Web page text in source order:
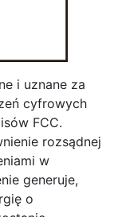
i uznane za
cyfrowych
FCC.
rozsądnej
w
generuje,
o